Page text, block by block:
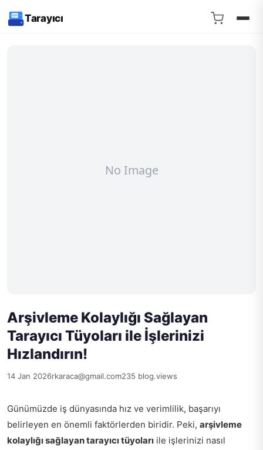
Tarayıcı
Arşivleme Kolaylığı Sağlayan
Tarayıcı Tüyoları ile İşlerinizi
Hızlandırın!
14 Jan 2026rkaraca@gmail.com235 blog.views
Günümüzde iş dünyasında hız ve verimlilik, başarıyı
belirleyen en önemli faktörlerden biridir. Peki, arşivleme
kolaylığı sağlayan tarayıcı tüyoları ile işlerinizi nasıl